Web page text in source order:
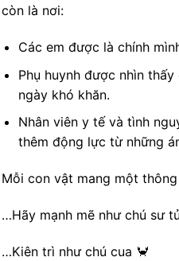
còn là nơi:
Các em được là chính
Phụ huynh được nhìn
ngày khó khăn.
Nhân viên y tế và tình
thêm động lực từ những
Mỗi con vật mang một
…Hãy mạnh mẽ như chú sư
…Kiên trì như chú cua 🦀